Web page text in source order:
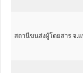
สถานีขนส่งผู้โดยสาร จ.